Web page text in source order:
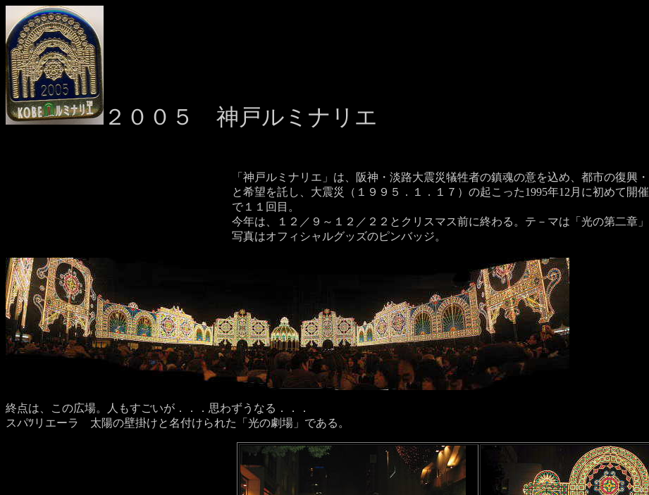
２００５ 神戸ルミナリエ
「神戸ルミナリエ」は、阪神・淡路大震災犠牲者の鎮魂の意を込め、都市の復興
と希望を託し、大震災（１９９５．１．１７）の起こった1995年12月に初めて開
で１１回目。
今年は、１２／９～１２／２２とクリスマス前に終わる。テ－マは「光の第二章」
写真はオフィシャルグッズのピンバッジ。
終点は、この広場。人もすごいが．．．思わずうなる．．．
スパﾂリエーラ 太陽の壁掛けと名付けられた「光の劇場」である。